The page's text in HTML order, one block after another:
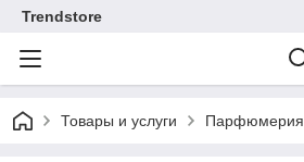
Trendstore
Товары и услуги Парфюмерия